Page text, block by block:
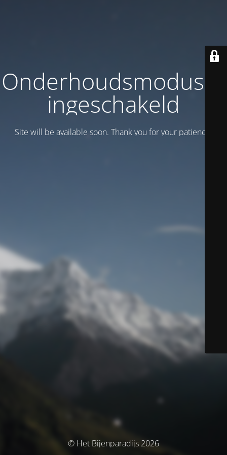
Onderhoudsmodus is
ingeschakeld
Site will be available soon. Thank you for your patience!
© Het Bijenparadijs 2026